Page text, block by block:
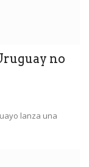
no
lanza una